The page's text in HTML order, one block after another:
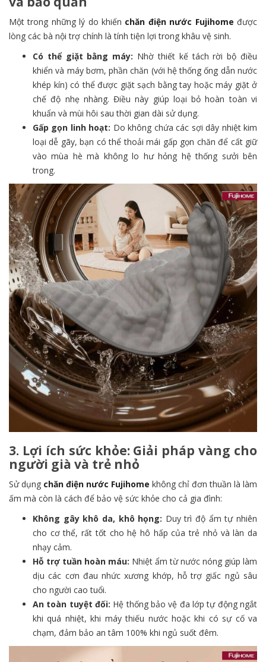
Một trong những lý do khiến chăn điện nước Fujihome được
lòng các bà nội trợ chính là tính tiện lợi trong khâu vệ sinh.
Có thể giặt bằng máy: Nhờ thiết kế tách rời bộ điều
khiển và máy bơm, phần chăn (với hệ thống ống dẫn nước
khép kín) có thể được giặt sạch bằng tay hoặc máy giặt ở
chế độ nhẹ nhàng. Điều này giúp loại bỏ hoàn toàn vi
khuẩn và mùi hôi sau thời gian dài sử dụng.
Gấp gọn linh hoạt: Do không chứa các sợi dây nhiệt kim
loại dễ gãy, bạn có thể thoải mái gấp gọn chăn để cất giữ
vào mùa hè mà không lo hư hỏng hệ thống sưởi bên
trong.
3. Lợi ích sức khỏe: Giải pháp vàng cho
người già và trẻ nhỏ
Sử dụng chăn điện nước Fujihome không chỉ đơn thuần là làm
ấm mà còn là cách để bảo vệ sức khỏe cho cả gia đình:
Không gây khô da, khô họng: Duy trì độ ẩm tự nhiên
cho cơ thể, rất tốt cho hệ hô hấp của trẻ nhỏ và làn da
nhạy cảm.
Hỗ trợ tuần hoàn máu: Nhiệt ẩm từ nước nóng giúp làm
dịu các cơn đau nhức xương khớp, hỗ trợ giấc ngủ sâu
cho người cao tuổi.
An toàn tuyệt đối: Hệ thống bảo vệ đa lớp tự động ngắt
khi quá nhiệt, khi máy thiếu nước hoặc khi có sự cố va
chạm, đảm bảo an tâm 100% khi ngủ suốt đêm.